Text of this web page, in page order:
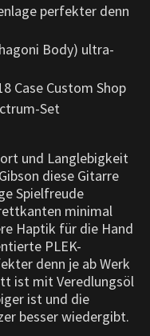
perfekter denn
Body) ultra-
Case Custom Shop
Set
und Langlebigkeit
diese Gitarre
Spielfreude
minimal
Haptik für die Hand
PLEK-
denn je ab Werk
ist mit Veredlungsöl
ist und die
besser wiedergibt.